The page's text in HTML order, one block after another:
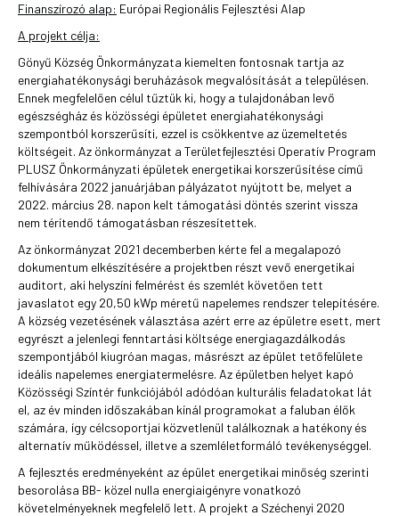
Finanszírozó alap: Európai Regionális Fejlesztési Alap
A projekt célja:
Gönyű Község Önkormányzata kiemelten fontosnak tartja az
energiahatékonysági beruházások megvalósítását a településen.
Ennek megfelelően célul tűztük ki, hogy a tulajdonában levő
egészségház és közösségi épületet energiahatékonysági
szempontból korszerűsíti, ezzel is csökkentve az üzemeltetés
költségeit. Az önkormányzat a Területfejlesztési Operatív Program
PLUSZ Önkormányzati épületek energetikai korszerűsítése című
felhívására 2022 januárjában pályázatot nyújtott be, melyet a
2022. március 28. napon kelt támogatási döntés szerint vissza
nem térítendő támogatásban részesítettek.
Az önkormányzat 2021 decemberben kérte fel a megalapozó
dokumentum elkészítésére a projektben részt vevő energetikai
auditort, aki helyszíni felmérést és szemlét követően tett
javaslatot egy 20,50 kWp méretű napelemes rendszer telepítésére.
A község vezetésének választása azért erre az épületre esett, mert
egyrészt a jelenlegi fenntartási költsége energiagazdálkodás
szempontjából kiugróan magas, másrészt az épület tetőfelülete
ideális napelemes energiatermelésre. Az épületben helyet kapó
Közösségi Színtér funkciójából adódóan kulturális feladatokat lát
el, az év minden időszakában kínál programokat a faluban élők
számára, így célcsoportjai közvetlenül találkoznak a hatékony és
alternatív működéssel, illetve a szemléletformáló tevékenységgel.
A fejlesztés eredményeként az épület energetikai minőség szerinti
besorolása BB- közel nulla energiaigényre vonatkozó
követelményeknek megfelelő lett. A projekt a Széchenyi 2020